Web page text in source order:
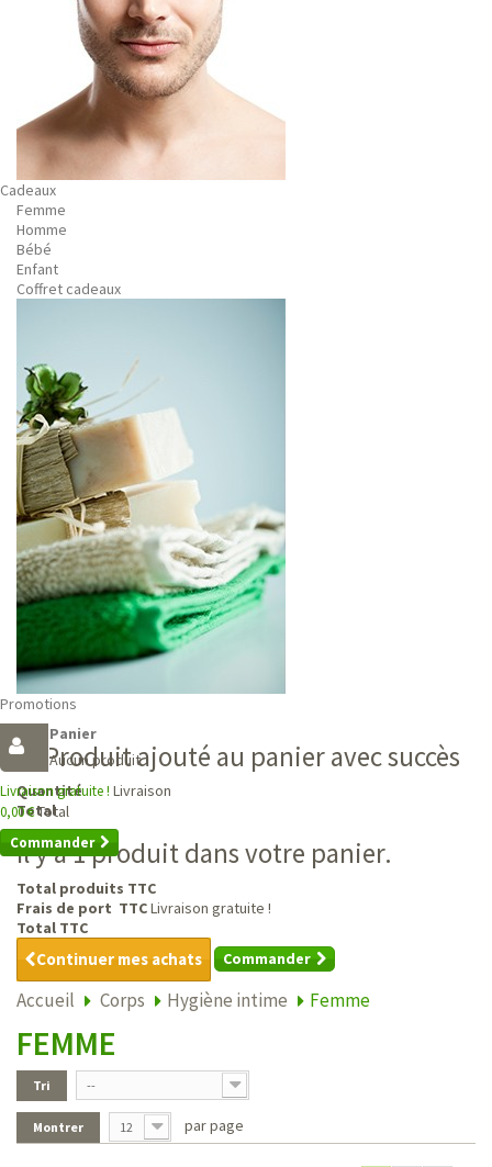
Cadeaux
Femme
Homme
Bébé
Enfant
Coffret cadeaux
Promotions
Panier
Aucun produit
Livraison gratuite ! Livraison
0,00 €Total
Commander
Produit ajouté au panier avec succès
Quantité
Total
Il y a 1 produit dans votre panier.
Total produits TTC
Frais de port TTCLivraison gratuite !
Total TTC
Continuer mes achats Commander
Accueil Corps Hygiène intime Femme
FEMME
Tri --
Montrer 12 par page